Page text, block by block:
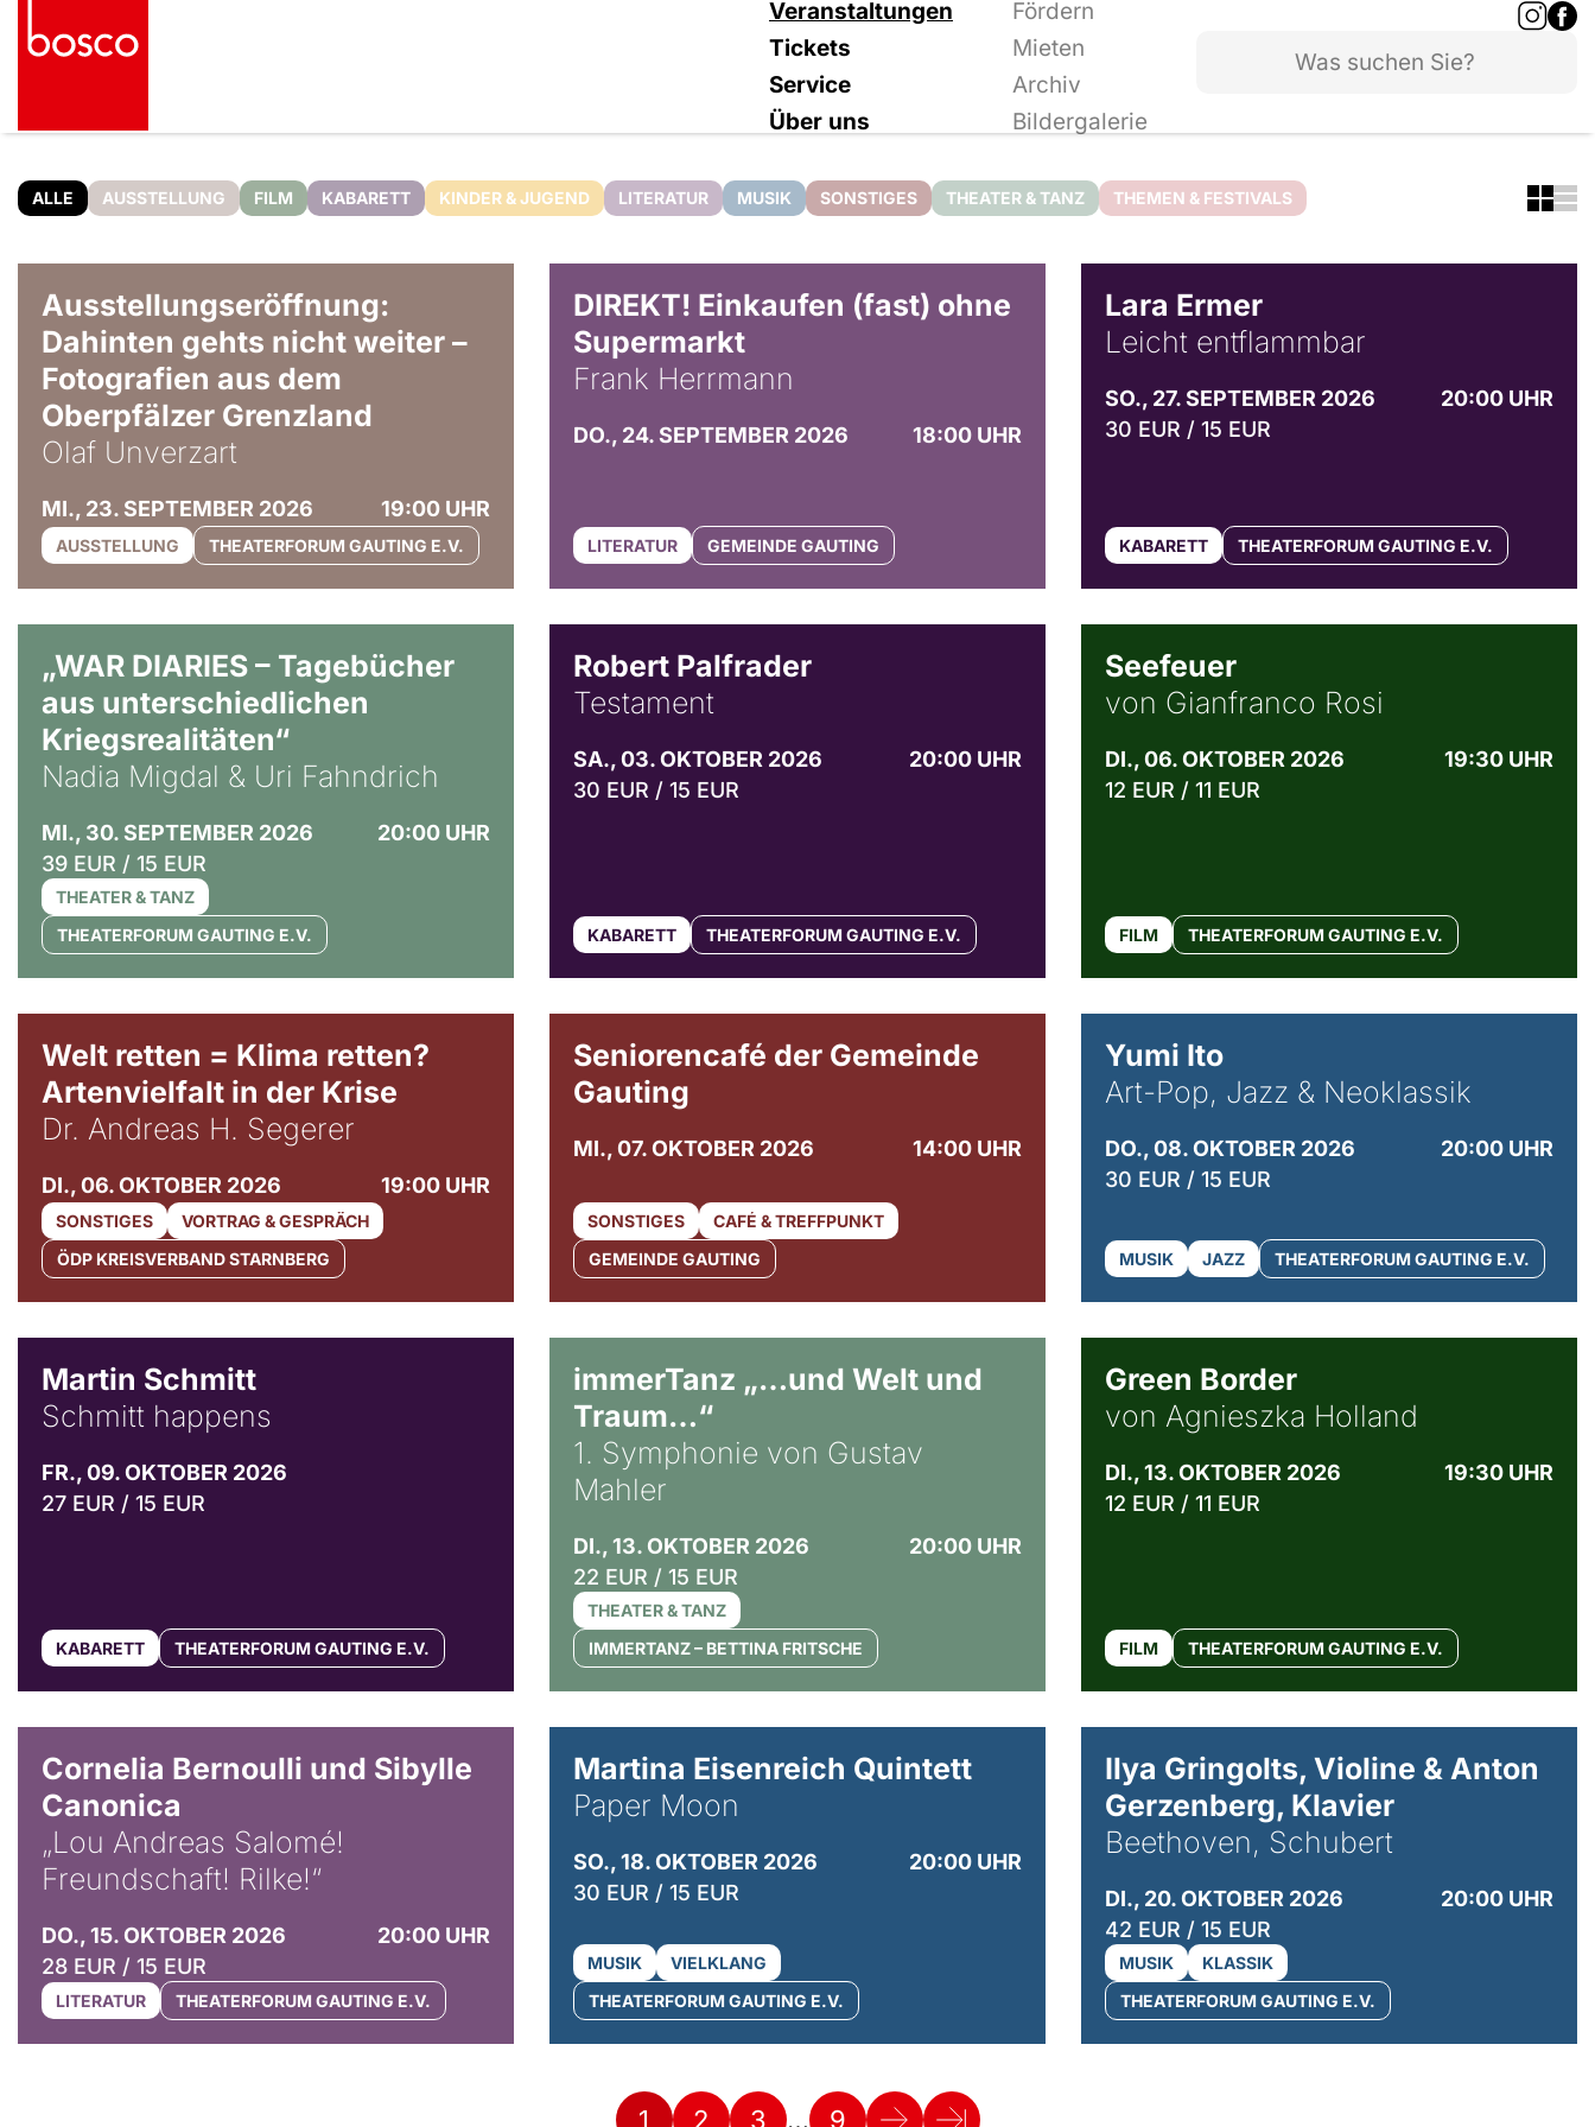
Veranstaltungen
Fördern
Tickets
Mieten
Service
Archiv
Über uns
Bildergalerie
ALLE AUSSTELLUNG FILM KABARETT KINDER & JUGEND LITERATUR MUSIK SONSTIGES THEATER & TANZ THEMEN & FESTIVALS
Ausstellungseröffnung:
Dahinten gehts nicht weiter –
Fotografien aus dem
Oberpfälzer Grenzland
Olaf Unverzart
MI., 23. SEPTEMBER 2026 19:00 UHR
AUSSTELLUNG THEATERFORUM GAUTING E.V.
DIREKT! Einkaufen (fast) ohne
Supermarkt
Frank Herrmann
DO., 24. SEPTEMBER 2026 18:00 UHR
LITERATUR GEMEINDE GAUTING
Lara Ermer
Leicht entflammbar
SO., 27. SEPTEMBER 2026
20:00 UHR
30 EUR / 15 EUR
KABARETT THEATERFORUM GAUTING E.V.
„WAR DIARIES – Tagebücher
aus unterschiedlichen
Kriegsrealitäten“
Nadia Migdal & Uri Fahndrich
MI., 30. SEPTEMBER 2026
20:00 UHR
39 EUR / 15 EUR
THEATER & TANZ
THEATERFORUM GAUTING E.V.
Robert Palfrader
Testament
SA., 03. OKTOBER 2026
20:00 UHR
30 EUR / 15 EUR
KABARETT THEATERFORUM GAUTING E.V.
Seefeuer
von Gianfranco Rosi
DI., 06. OKTOBER 2026
19:30 UHR
12 EUR / 11 EUR
FILM THEATERFORUM GAUTING E.V.
Welt retten = Klima retten?
Artenvielfalt in der Krise
Dr. Andreas H. Segerer
DI., 06. OKTOBER 2026 19:00 UHR
SONSTIGES
VORTRAG & GESPRÄCH
ÖDP KREISVERBAND STARNBERG
Seniorencafé der Gemeinde
Gauting
MI., 07. OKTOBER 2026 14:00 UHR
SONSTIGES
CAFÉ & TREFFPUNKT
GEMEINDE GAUTING
Yumi Ito
Art-Pop, Jazz & Neoklassik
DO., 08. OKTOBER 2026
20:00 UHR
30 EUR / 15 EUR
MUSIK JAZZ THEATERFORUM GAUTING E.V.
Martin Schmitt
Schmitt happens
FR., 09. OKTOBER 2026
27 EUR / 15 EUR
KABARETT THEATERFORUM GAUTING E.V.
immerTanz „…und Welt und
Traum…“
1. Symphonie von Gustav
Mahler
DI., 13. OKTOBER 2026
20:00 UHR
22 EUR / 15 EUR
THEATER & TANZ
IMMERTANZ – BETTINA FRITSCHE
Green Border
von Agnieszka Holland
DI., 13. OKTOBER 2026
19:30 UHR
12 EUR / 11 EUR
FILM THEATERFORUM GAUTING E.V.
Cornelia Bernoulli und Sibylle
Canonica
„Lou Andreas Salomé!
Freundschaft! Rilke!“
DO., 15. OKTOBER 2026
20:00 UHR
28 EUR / 15 EUR
LITERATUR THEATERFORUM GAUTING E.V.
Martina Eisenreich Quintett
Paper Moon
SO., 18. OKTOBER 2026
20:00 UHR
30 EUR / 15 EUR
MUSIK
VIELKLANG
THEATERFORUM GAUTING E.V.
Ilya Gringolts, Violine & Anton
Gerzenberg, Klavier
Beethoven, Schubert
DI., 20. OKTOBER 2026
20:00 UHR
42 EUR / 15 EUR
MUSIK
KLASSIK
THEATERFORUM GAUTING E.V.
1 2 3 … 9